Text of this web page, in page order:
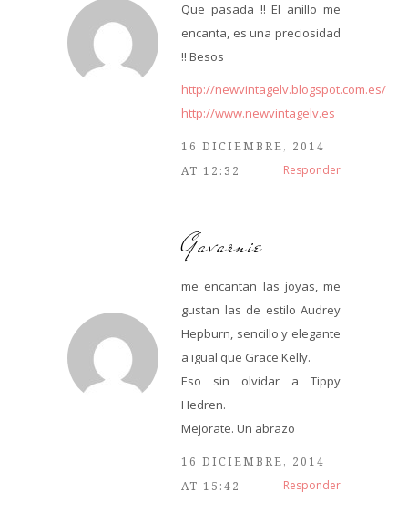
Que pasada !! El anillo me
encanta, es una preciosidad
!! Besos
http://newvintagelv.blogspot.com.es/
http://www.newvintagelv.es
16 DICIEMBRE, 2014
AT 12:32
Responder
Gavarnie
me encantan las joyas, me
gustan las de estilo Audrey
Hepburn, sencillo y elegante
a igual que Grace Kelly.
Eso sin olvidar a Tippy
Hedren.
Mejorate. Un abrazo
16 DICIEMBRE, 2014
AT 15:42
Responder